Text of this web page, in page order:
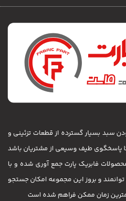
سبد بسیار گسترده از قطعات تزئینی و
پاسخگوی طیف وسیعی از مشتریان باشد
در سبد محصولات فابریک پارت جمع آوری شده و با
و بروز این مجموعه امکان جستجو
زمان ممکن فراهم شده است